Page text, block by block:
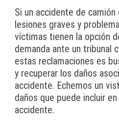
Si un accidente de
lesiones graves y
víctimas tienen la opción
demanda ante un tribunal
estas reclamaciones es
y recuperar los daños
accidente. Echemos un
daños que puede incluir
accidente.